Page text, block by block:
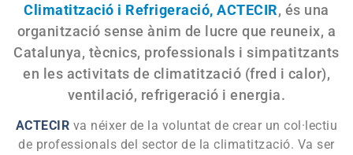
Climatització i Refrigeració, ACTECIR, és una
organització sense ànim de lucre que reuneix, a
Catalunya, tècnics, professionals i simpatitzants
en les activitats de climatització (fred i calor),
ventilació, refrigeració i energia.
ACTECIR va néixer de la voluntat de crear un col·lectiu
de professionals del sector de la climatització. Va ser